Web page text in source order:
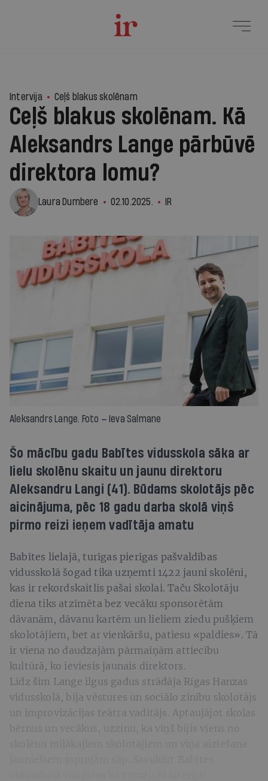
Intervija Ceļš blakus skolēnam
Ceļš blakus skolēnam. Kā
Aleksandrs Lange pārbūvē
direktora lomu?
Laura Dumbere 02.10.2025. IR
Aleksandrs Lange. Foto — Ieva Salmane
Šo mācību gadu Babītes vidusskola sāka ar
lielu skolēnu skaitu un jaunu direktoru
Aleksandru Langi (41). Būdams skolotājs pēc
aicinājuma, pēc 18 gadu darba skolā viņš
pirmo reizi ieņem vadītāja amatu
Babītes lielajā, turīgas pierīgas pašvaldības
vidusskolā šogad tika uzņemti 1422 jauni skolēni,
kas ir rekordskaitlis pašai skolai. Taču Skolotāju
diena tiks atzīmēta bez vecāku sponsorētām
dāvanām, dāvanu kartēm un lieliem ziedu pušķiem
skolotājiem, bet ar vienkāršu, patiesu «paldies». Tā
ir viena no daudzajām pārmaiņām attiecību
kultūrā, ko ieviesis jaunais direktors.
Līdz šim Lange ilgus gadus strādāja Rīgas Hanzas
vidusskolā, bija vēstures un sociālo zinību skolotājs
un improvizācijas teātra vadītājs. Aptaujājot skolas
bērnus un vecākus, uzzinu, ka viņš bijis viens no